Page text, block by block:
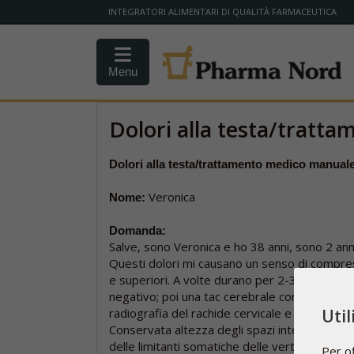
INTEGRATORI ALIMENTARI DI QUALITÀ FARMACEUTICA
Menu
Dolori alla testa/
Dolori alla testa/trattamento medico
Nome: Veronica
Domanda:
Salve, sono Veronica e ho 38 anni, sono 2
Questi dolori mi causano un senso di
e superiori. A volte durano per 2-3 giorni
negativo; poi una tac cerebrale con esito
radiografia del rachide cervicale e lombare
Conservata altezza degli spazi
delle limitanti somatiche delle vertebrePer